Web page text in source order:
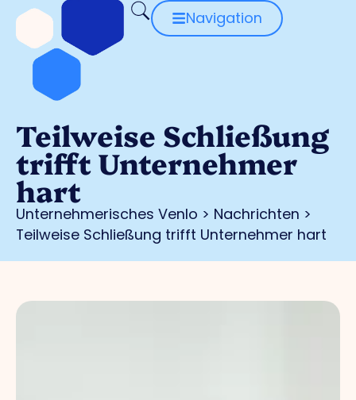
Navigation
Teilweise Schließung
trifft Unternehmer
hart
Unternehmerisches Venlo > Nachrichten >
Teilweise Schließung trifft Unternehmer hart